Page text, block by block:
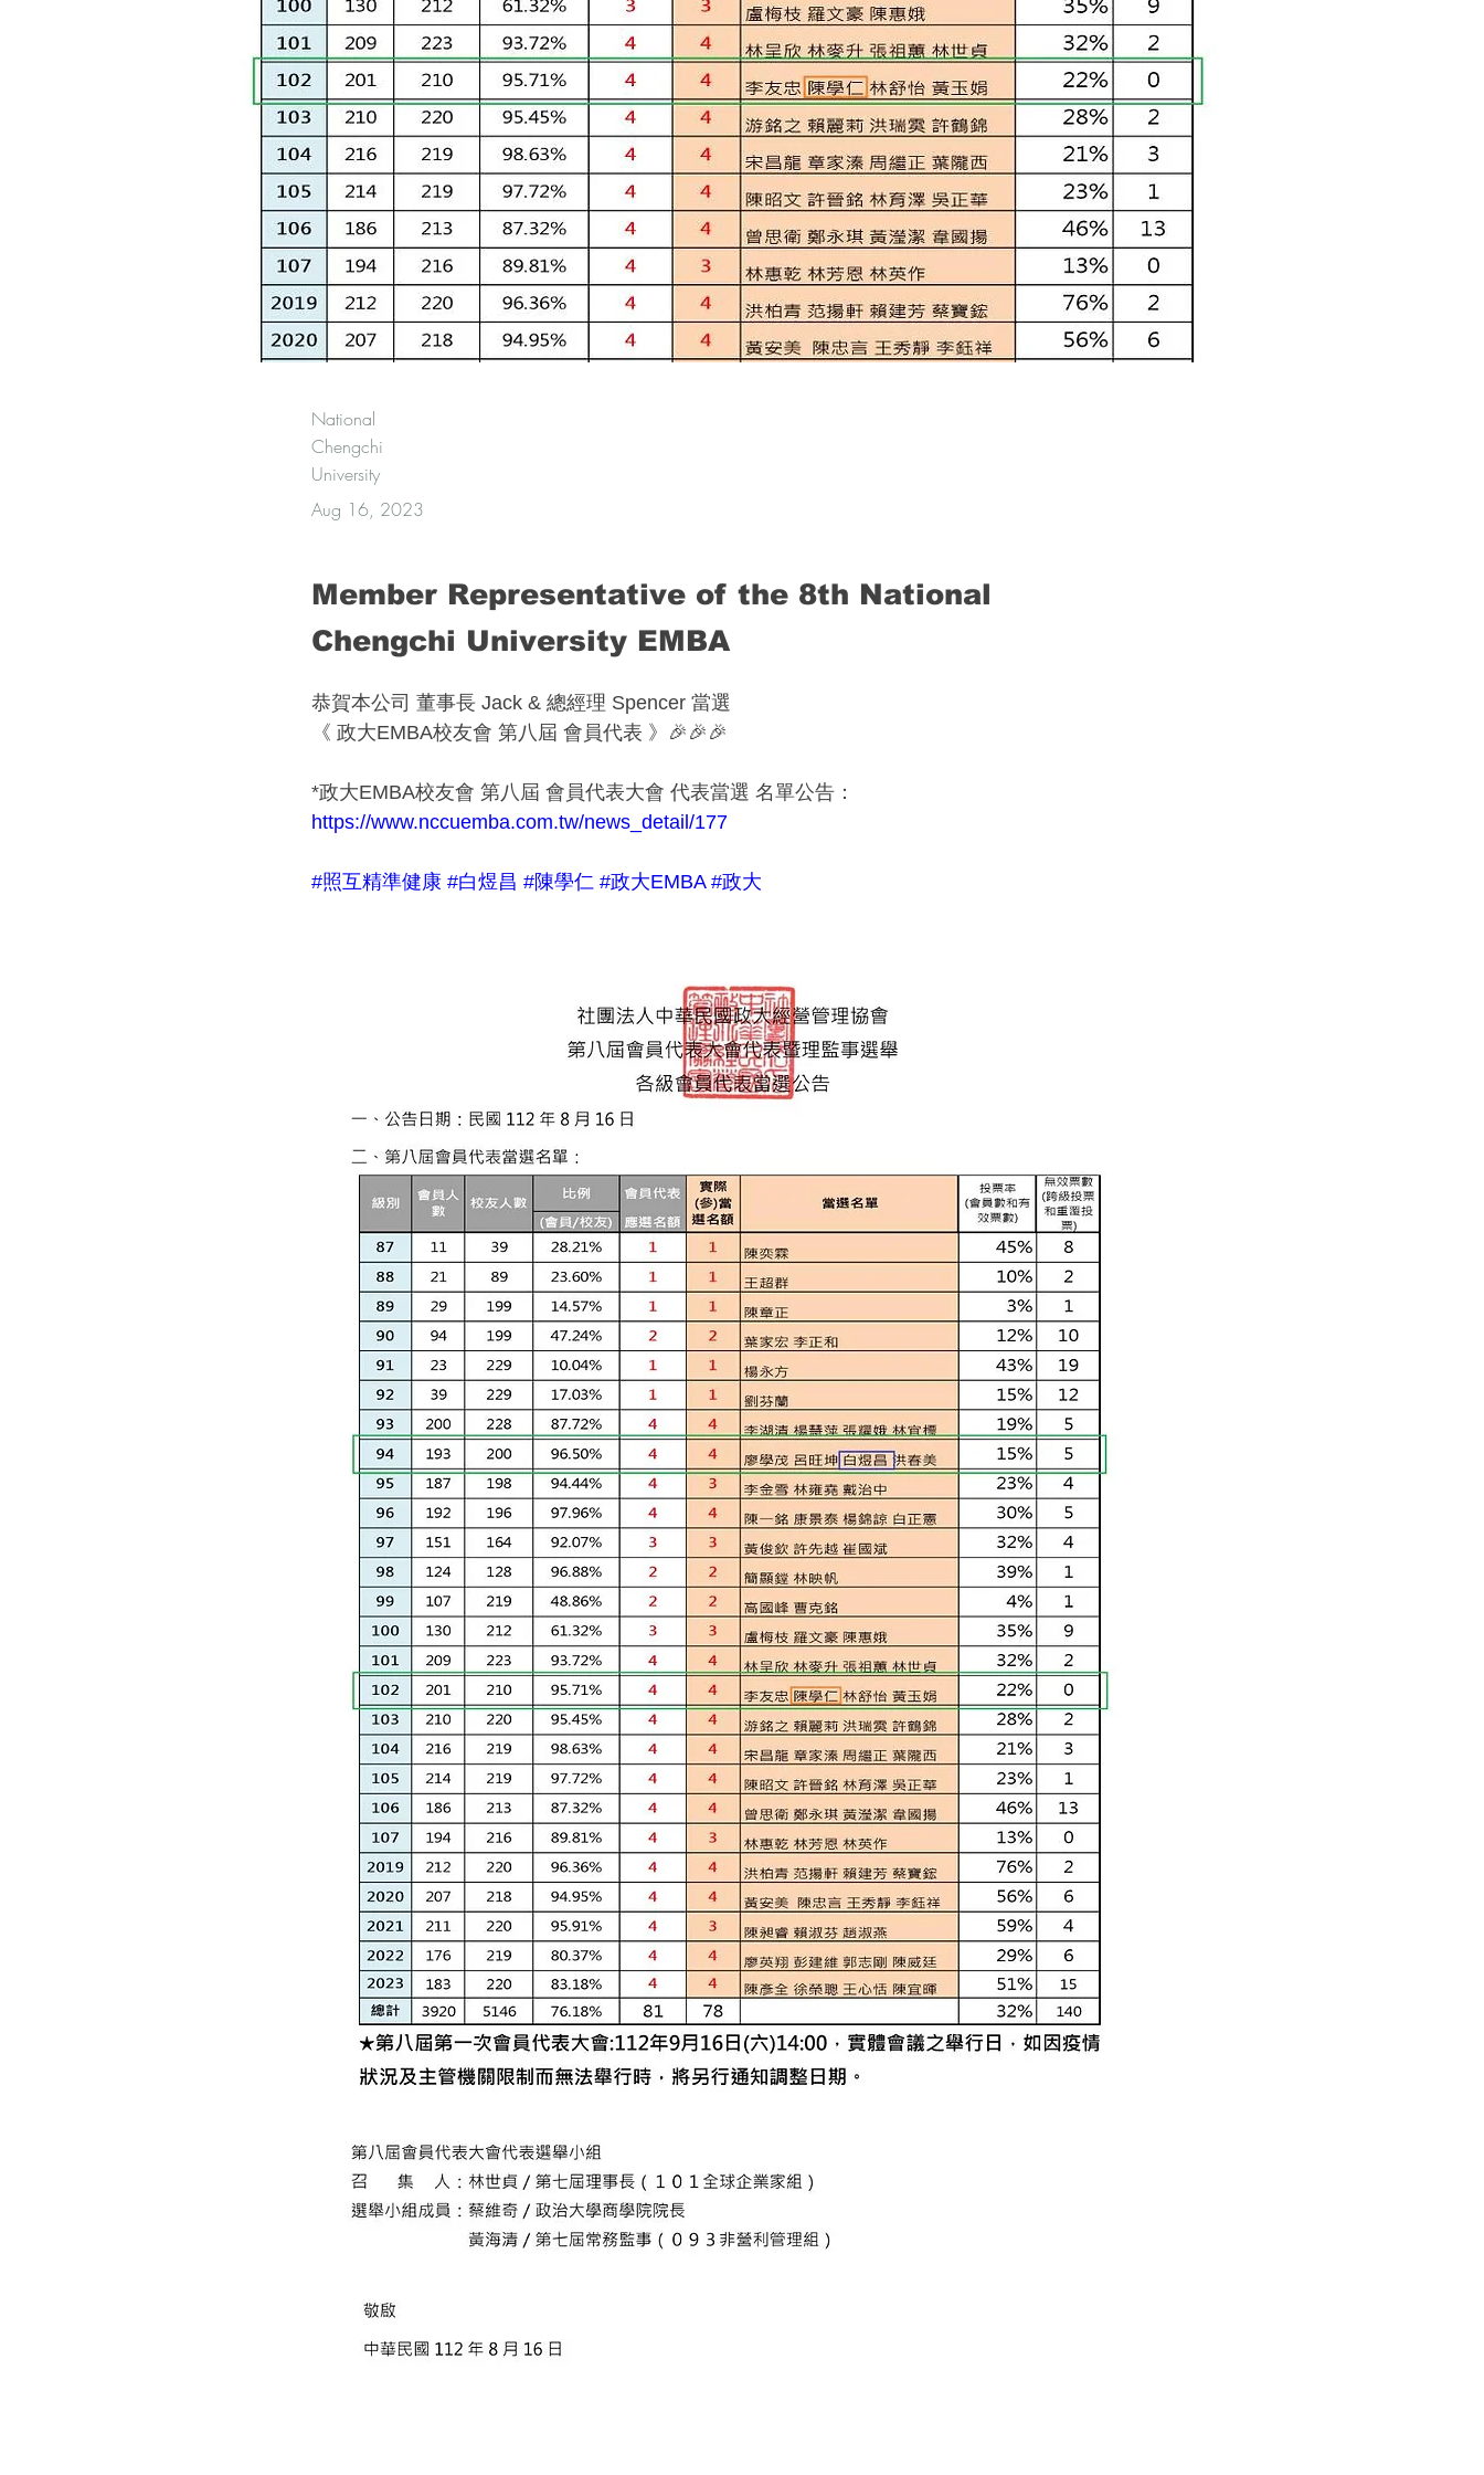
National
Chengchi
University
Aug 16, 2023
Member Representative of the 8th National
Chengchi University EMBA
恭賀本公司 董事長 Jack & 總經理 Spencer 當選
《 政大EMBA校友會 第八屆 會員代表 》🎉🎉🎉
*政大EMBA校友會 第八屆 會員代表大會 代表當選 名單公告：
https://www.nccuemba.com.tw/news_detail/177
#照互精準健康 #白煜昌 #陳學仁 #政大EMBA #政大